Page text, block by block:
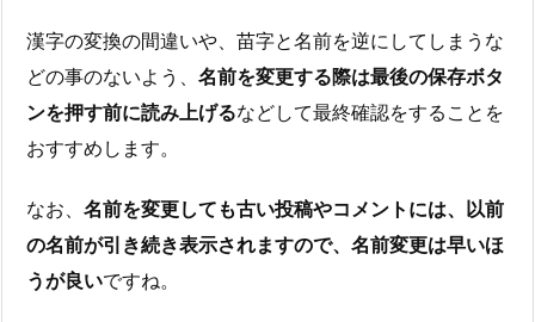
漢字の変換の間違いや、苗字と名前を逆にしてしまうな
どの事のないよう、 名前を変更する際は最後の保存ボタ
ンを押す前に読み上げるなどして最終確認をすることを
おすすめします。
なお、 名前を変更しても古い投稿やコメントには、以前
の名前が引き続き表示されますので、名前変更は早いほ
うが良いですね。